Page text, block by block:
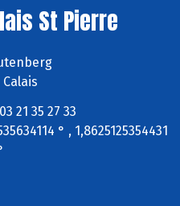
St Pierre
21 35 27 33
° , 1,8625125354431